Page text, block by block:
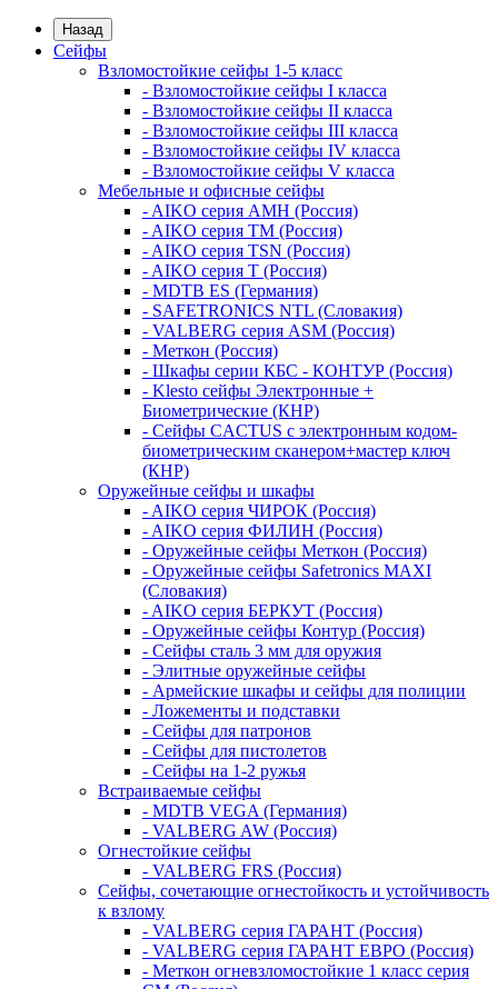
Назад
Сейфы
Взломостойкие сейфы 1-5 класс
- Взломостойкие сейфы I класса
- Взломостойкие сейфы II класса
- Взломостойкие сейфы III класса
- Взломостойкие сейфы IV класса
- Взломостойкие сейфы V класса
Мебельные и офисные сейфы
- AIKO серия AMH (Россия)
- AIKO серия TM (Россия)
- AIKO серия TSN (Россия)
- AIKO серия Т (Россия)
- MDTB ES (Германия)
- SAFETRONICS NTL (Словакия)
- VALBERG серия ASM (Россия)
- Меткон (Россия)
- Шкафы серии КБС - КОНТУР (Россия)
- Klesto сейфы Электронные +
Биометрические (КНР)
- Сейфы CACTUS с электронным кодом-
биометрическим сканером+мастер ключ
(КНР)
Оружейные сейфы и шкафы
- AIKO серия ЧИРОК (Россия)
- AIKO серия ФИЛИН (Россия)
- Оружейные сейфы Меткон (Россия)
- Оружейные сейфы Safetronics MAXI
(Словакия)
- AIKO серия БЕРКУТ (Россия)
- Оружейные сейфы Контур (Россия)
- Сейфы сталь 3 мм для оружия
- Элитные оружейные сейфы
- Армейские шкафы и сейфы для полиции
- Ложементы и подставки
- Сейфы для патронов
- Сейфы для пистолетов
- Сейфы на 1-2 ружья
Встраиваемые сейфы
- MDTB VEGA (Германия)
- VALBERG AW (Россия)
Огнестойкие сейфы
- VALBERG FRS (Россия)
Сейфы, сочетающие огнестойкость и устойчивость
к взлому
- VALBERG серия ГАРАНТ (Россия)
- VALBERG серия ГАРАНТ ЕВРО (Россия)
- Меткон огневзломостойкие 1 класс серия